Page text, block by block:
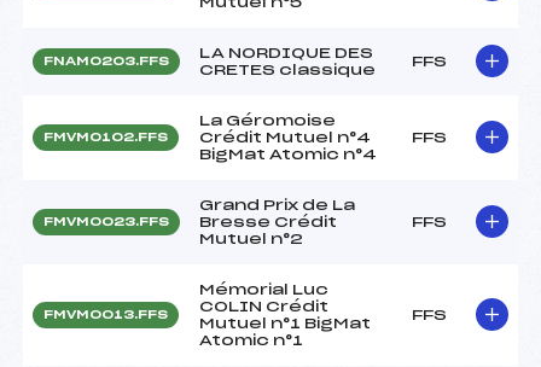
FNAM0203.FFS
LA NORDIQUE DES
CRETES classique
FFS
FMVM0102.FFS
La Géromoise
Crédit Mutuel n°4
BigMat Atomic n°4
FFS
FMVM0023.FFS
Grand Prix de La
Bresse Crédit
Mutuel n°2
FFS
FMVM0013.FFS
Mémorial Luc
COLIN Crédit
Mutuel n°1 BigMat
Atomic n°1
FFS